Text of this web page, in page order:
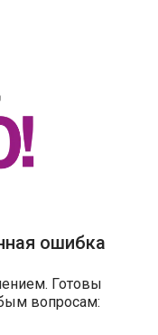
ошибка
Готовы
вопросам: